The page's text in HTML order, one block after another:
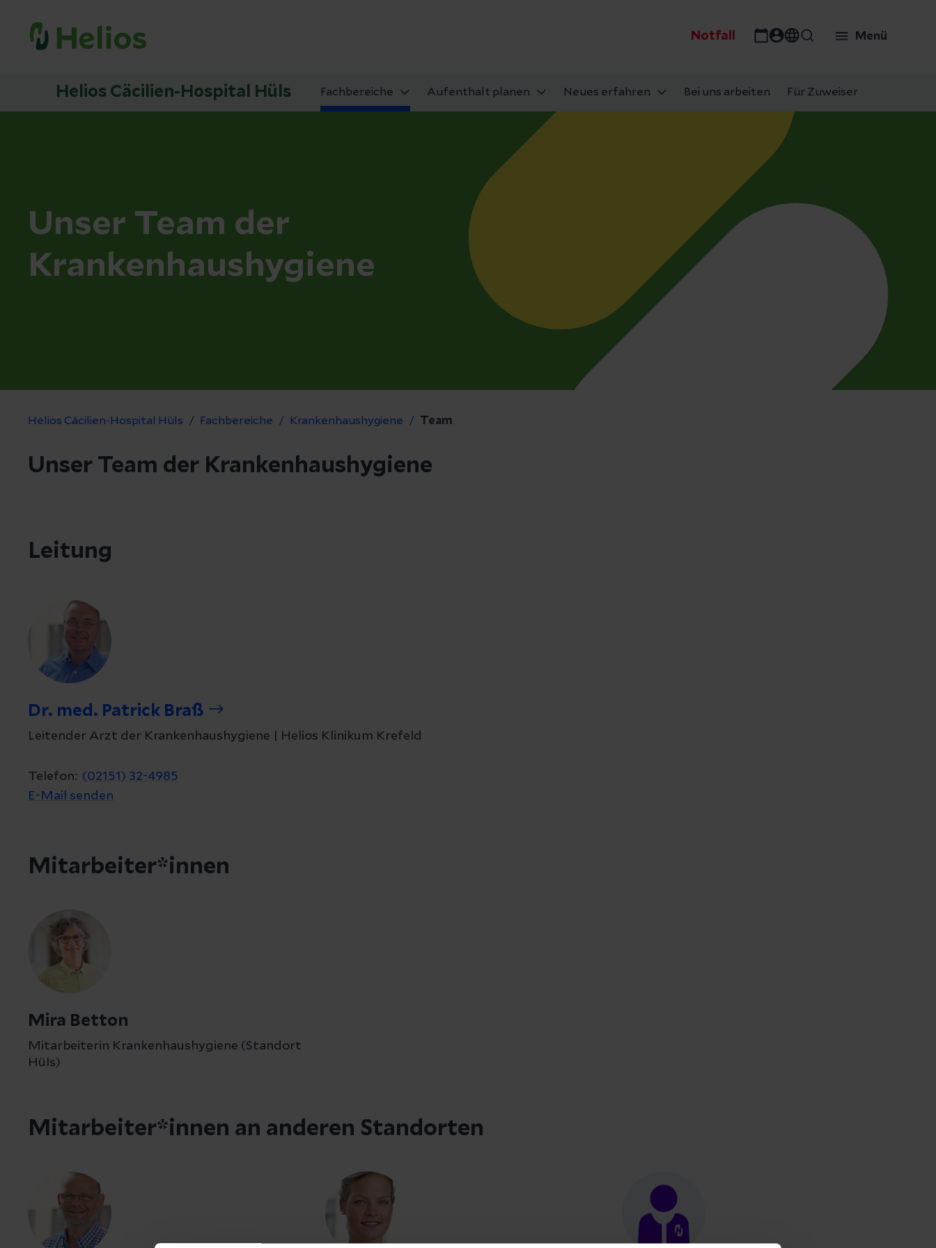
Notfall Menü
Helios Cäcilien-Hospital Hüls Fachbereiche Aufenthalt planen Neues erfahren Bei uns arbeiten Für Zuweiser
Unser Team der
Krankenhaushygiene
Helios Cäcilien-Hospital Hüls Fachbereiche Krankenhaushygiene Team
Unser Team der Krankenhaushygiene
Leitung
Dr. med. Patrick Braß
Leitender Arzt der Krankenhaushygiene | Helios Klinikum Krefeld
Telefon: (02151) 32-4985
E-Mail senden
Mitarbeiter*innen
Mira Betton
Mitarbeiterin Krankenhaushygiene (Standort
Hüls)
Mitarbeiter*innen an anderen Standorten